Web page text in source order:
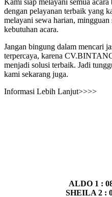
Kami siap melayani semua
dengan pelayanan terbaik yang
melayani sewa harian,
kebutuhan acara.
Jangan bingung dalam mencari
terpercaya, karena
menjadi solusi terbaik. Jadi
kami sekarang juga.
Informasi Lebih Lanjut>>>>
ALDO 1 :
SHEILA 2 :